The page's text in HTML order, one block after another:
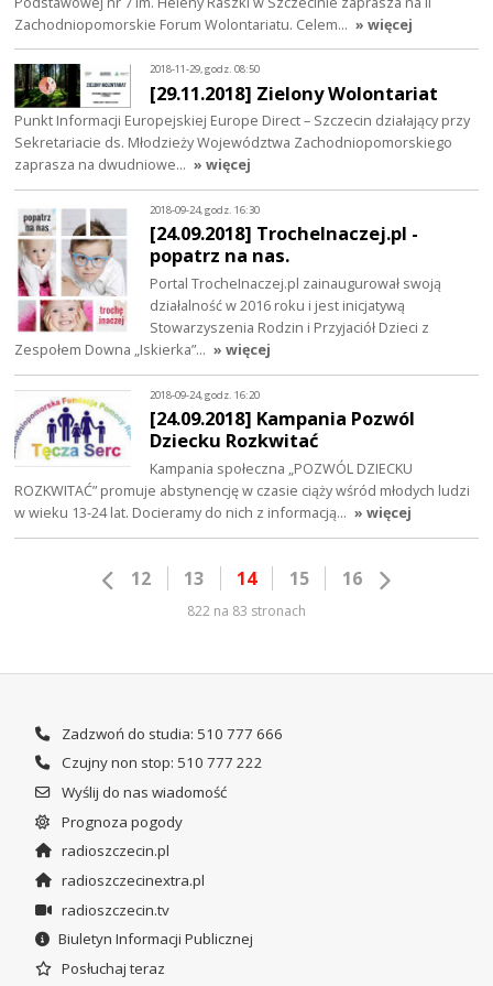
Zachodniopomorskie Forum Wolontariatu. Celem… » więcej
2018-11-29, godz. 08:50
[29.11.2018] Zielony Wolontariat
Punkt Informacji Europejskiej Europe Direct – Szczecin działający przy
Sekretariacie ds. Młodzieży Województwa Zachodniopomorskiego
zaprasza na dwudniowe… » więcej
2018-09-24, godz. 16:30
[24.09.2018] TrocheInaczej.pl -
popatrz na nas.
Portal TrocheInaczej.pl zainaugurował swoją
działalność w 2016 roku i jest inicjatywą
Stowarzyszenia Rodzin i Przyjaciół Dzieci z
Zespołem Downa „Iskierka”… » więcej
2018-09-24, godz. 16:20
[24.09.2018] Kampania Pozwól
Dziecku Rozkwitać
Kampania społeczna „POZWÓL DZIECKU
ROZKWITAĆ” promuje abstynencję w czasie ciąży wśród młodych ludzi
w wieku 13-24 lat. Docieramy do nich z informacją… » więcej
12 13 14 15 16
822 na 83 stronach
Zadzwoń do studia: 510 777 666
Czujny non stop: 510 777 222
Wyślij do nas wiadomość
Prognoza pogody
radioszczecin.pl
radioszczecinextra.pl
radioszczecin.tv
Biuletyn Informacji Publicznej
Posłuchaj teraz